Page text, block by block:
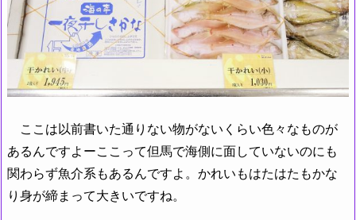
ここは以前書いた通りない物がないくらい色々なものが
あるんですよーここって但馬で海側に面していないのにも
関わらず魚介系もあるんですよ。かれいもはたはたもかな
り身が締まって大きいですね。